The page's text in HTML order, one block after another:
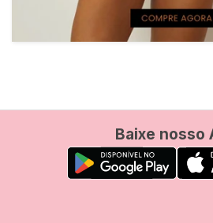
Baixe nosso